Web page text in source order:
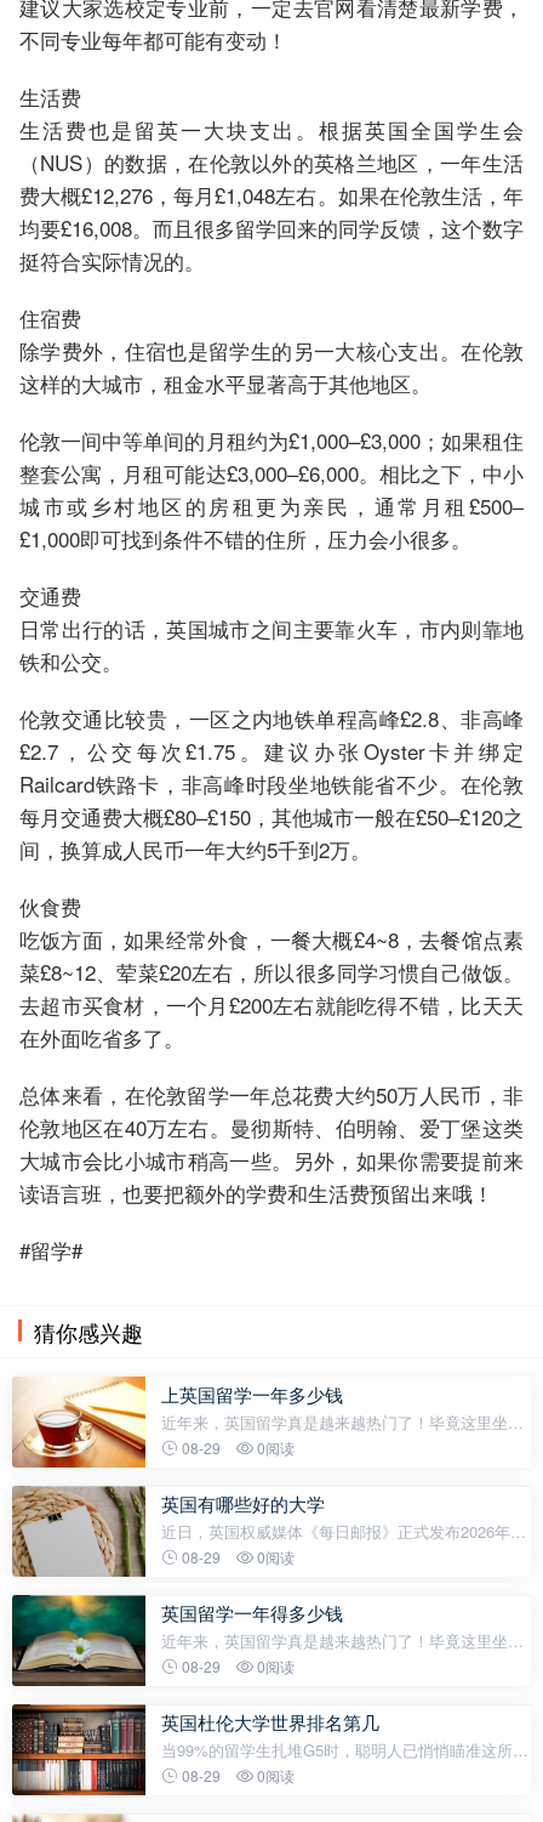
建议大家选校定专业前，一定去官网看清楚最新学费，
不同专业每年都可能有变动！
生活费
生活费也是留英一大块支出。根据英国全国学生会
（NUS）的数据，在伦敦以外的英格兰地区，一年生活
费大概£12,276，每月£1,048左右。如果在伦敦生活，年
均要£16,008。而且很多留学回来的同学反馈，这个数字
挺符合实际情况的。
住宿费
除学费外，住宿也是留学生的另一大核心支出。在伦敦
这样的大城市，租金水平显著高于其他地区。
伦敦一间中等单间的月租约为£1,000–£3,000；如果租住
整套公寓，月租可能达£3,000–£6,000。相比之下，中小
城市或乡村地区的房租更为亲民，通常月租£500–
£1,000即可找到条件不错的住所，压力会小很多。
交通费
日常出行的话，英国城市之间主要靠火车，市内则靠地
铁和公交。
伦敦交通比较贵，一区之内地铁单程高峰£2.8、非高峰
£2.7，公交每次£1.75。建议办张Oyster卡并绑定
Railcard铁路卡，非高峰时段坐地铁能省不少。在伦敦
每月交通费大概£80–£150，其他城市一般在£50–£120之
间，换算成人民币一年大约5千到2万。
伙食费
吃饭方面，如果经常外食，一餐大概£4~8，去餐馆点素
菜£8~12、荤菜£20左右，所以很多同学习惯自己做饭。
去超市买食材，一个月£200左右就能吃得不错，比天天
在外面吃省多了。
总体来看，在伦敦留学一年总花费大约50万人民币，非
伦敦地区在40万左右。曼彻斯特、伯明翰、爱丁堡这类
大城市会比小城市稍高一些。另外，如果你需要提前来
读语言班，也要把额外的学费和生活费预留出来哦！
#留学#
猜你感兴趣
上英国留学一年多少钱
近年来，英国留学真是越来越热门了！毕竟这里坐拥
牛津、剑桥这类世界顶尖名校，教育质量自然没得
高，让不少同学和家庭感到有些压力。今
08-29 0阅读
英国有哪些好的大学
近日，英国权威媒体《每日邮报》正式发布2026年英
国最佳大学排名。这份榜单与QS排名视角不同，从学
结合英国官方数据，为留学生及家
08-29 0阅读
英国留学一年得多少钱
近年来，英国留学真是越来越热门了！毕竟这里坐拥
牛津、剑桥这类世界顶尖名校，教育质量自然没得
高，让不少同学和家庭感到有些压力。今
08-29 0阅读
英国杜伦大学世界排名第几
当99%的留学生扎堆G5时，聪明人已悄悄瞄准这所
&#34;小牛剑&#34;！作为英格兰第三古老的大学，杜
08-29 0阅读